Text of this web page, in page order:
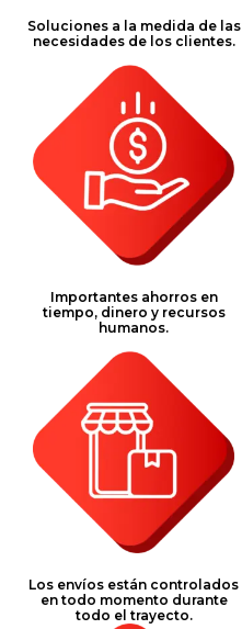
Soluciones a la medida de las
necesidades de los clientes.
Importantes ahorros en
tiempo, dinero y recursos
humanos.
Los envíos están controlados
en todo momento durante
todo el trayecto.